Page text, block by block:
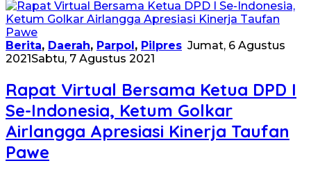
Berita, Daerah, Parpol, Pilpres Jumat, 6 Agustus
2021Sabtu, 7 Agustus 2021
Rapat Virtual Bersama Ketua DPD I
Se-Indonesia, Ketum Golkar
Airlangga Apresiasi Kinerja Taufan
Pawe